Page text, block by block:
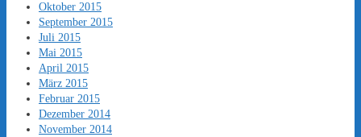
Oktober 2015
September 2015
Juli 2015
Mai 2015
April 2015
März 2015
Februar 2015
Dezember 2014
November 2014